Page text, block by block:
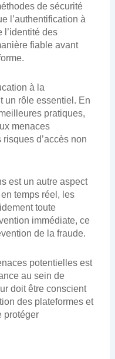
de sécurité
l’authentification à
l’identité des
fiable avant
à la
un rôle essentiel. En
pratiques,
menaces
d’accès non
est un autre aspect
temps réel, les
toute
immédiate, ce
de la fraude.
potentielles est
au sein de
doit être conscient
des plateformes et
protéger